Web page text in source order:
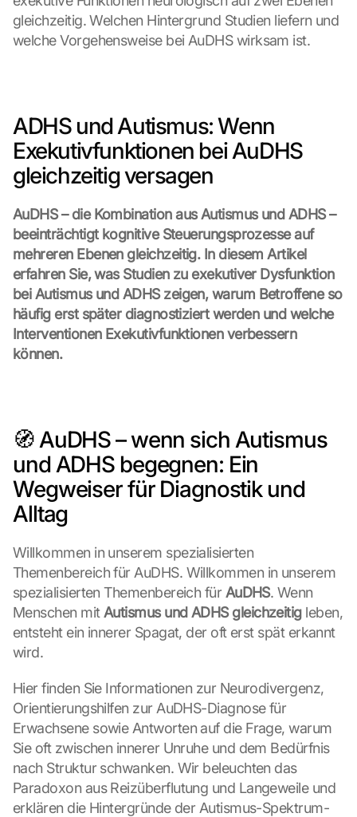
gleichzeitig. Welchen Hintergrund Studien liefern und
welche Vorgehensweise bei AuDHS wirksam ist.
ADHS und Autismus: Wenn
Exekutivfunktionen bei AuDHS
gleichzeitig versagen
AuDHS – die Kombination aus Autismus und ADHS –
beeinträchtigt kognitive Steuerungsprozesse auf
mehreren Ebenen gleichzeitig. In diesem Artikel
erfahren Sie, was Studien zu exekutiver Dysfunktion
bei Autismus und ADHS zeigen, warum Betroffene so
häufig erst später diagnostiziert werden und welche
Interventionen Exekutivfunktionen verbessern
können.
🧭 AuDHS – wenn sich Autismus
und ADHS begegnen: Ein
Wegweiser für Diagnostik und
Alltag
Willkommen in unserem spezialisierten
Themenbereich für AuDHS. Willkommen in unserem
spezialisierten Themenbereich für AuDHS. Wenn
Menschen mit Autismus und ADHS gleichzeitig leben,
entsteht ein innerer Spagat, der oft erst spät erkannt
wird.
Hier finden Sie Informationen zur Neurodivergenz,
Orientierungshilfen zur AuDHS-Diagnose für
Erwachsene sowie Antworten auf die Frage, warum
Sie oft zwischen innerer Unruhe und dem Bedürfnis
nach Struktur schwanken. Wir beleuchten das
Paradoxon aus Reizüberflutung und Langeweile und
erklären die Hintergründe der Autismus-Spektrum-